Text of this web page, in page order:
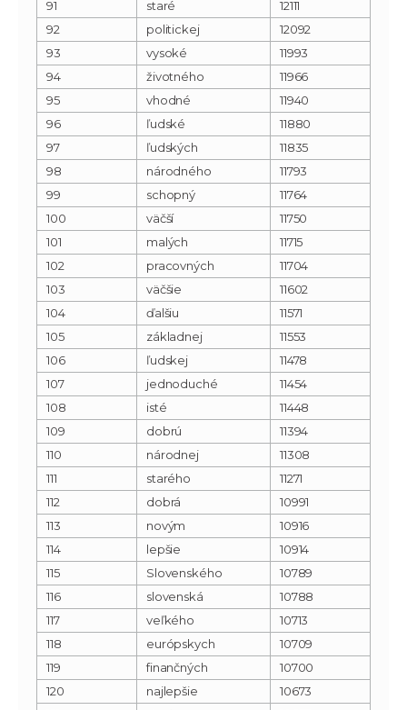
91 staré
12111
92
politickej
12092
93
vysoké
11993
94
životného
11966
95
vhodné
11940
96
ľudské
11880
97
ľudských
11835
98
národného
11793
99
schopný
11764
100
väčší
11750
101
malých
11715
102
pracovných
11704
103
väčšie
11602
104
ďalšiu
11571
105
základnej
11553
106
ľudskej
11478
107
jednoduché
11454
108
isté
11448
109
dobrú
11394
110
národnej
11308
111
starého
11271
112
dobrá
10991
113
novým
10916
114
lepšie
10914
115
Slovenského
10789
116
slovenská
10788
117
veľkého
10713
118
európskych
10709
119
finančných
10700
120
najlepšie
10673